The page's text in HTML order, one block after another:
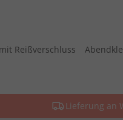
Reißverschluss
Lieferung an